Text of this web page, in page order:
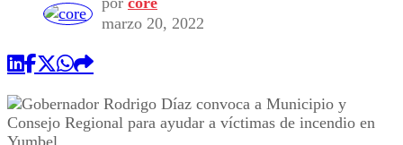
Torneo Nacional
Nacional
Programas
Comercial
marzo 20, 2022